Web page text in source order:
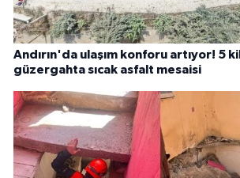
Andırın'da ulaşım konforu artıyor! 5
güzergahta sıcak asfalt mesaisi